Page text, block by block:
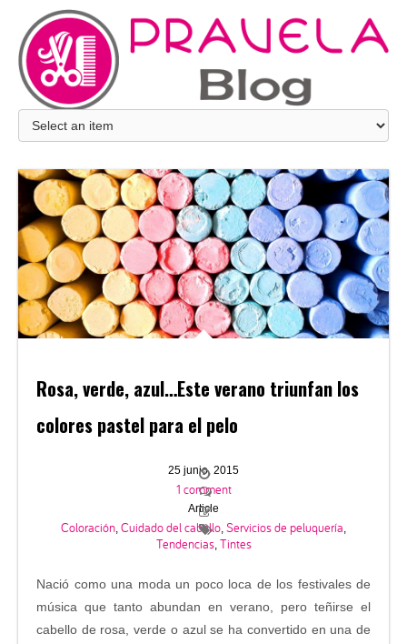
Rosa, verde, azul…Este verano triunfan los
colores pastel para el pelo
25 junio, 2015
1 comment
Article
Coloración, Cuidado del cabello, Servicios de peluquería,
Tendencias, Tintes
Nació como una moda un poco loca de los festivales de
música que tanto abundan en verano, pero teñirse el
cabello de rosa, verde o azul se ha convertido en una de